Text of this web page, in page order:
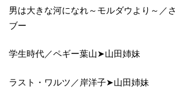
男は大きな河になれ～モルダウより～／
ブー
学生時代／ペギー葉山➤山田姉妹
ラスト・ワルツ／岸洋子➤山田姉妹